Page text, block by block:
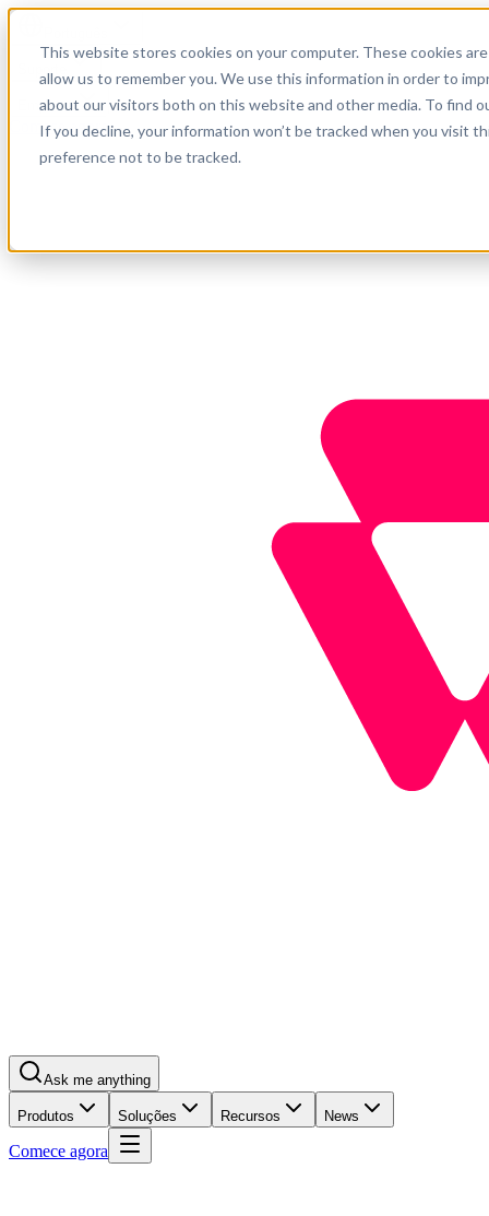
This website stores cookies on your computer. These cookies
allow us to remember you. We use this information in order to
about our visitors both on this website and other media. To find
If you decline, your information won’t be tracked when you visit
preference not to be tracked.
Suporte
Empresa
Comece agora
Ask me anything
Produtos Soluções Recursos News
Comece agora